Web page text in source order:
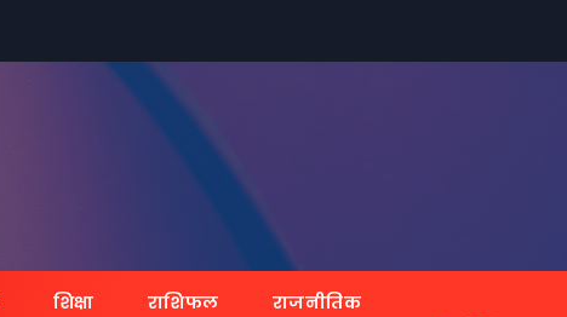
शिक्षा राशिफल राजनीतिक